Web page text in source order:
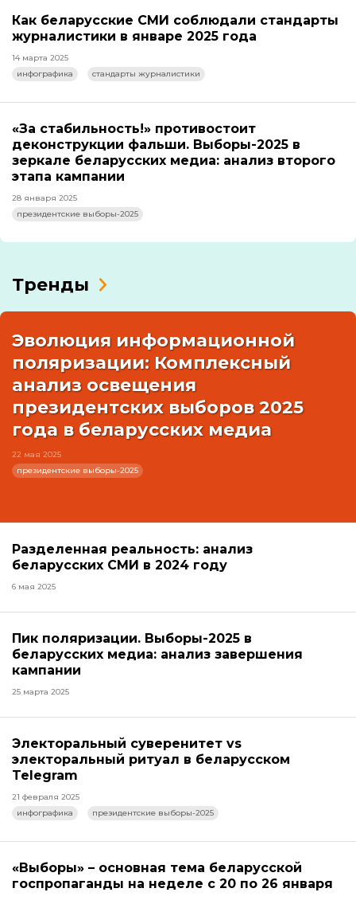
Как беларусские СМИ соблюдали стандарты
журналистики в январе 2025 года
14 марта 2025
инфографика
стандарты журналистики
«За стабильность!» противостоит
деконструкции фальши. Выборы-2025 в
зеркале беларусских медиа: анализ второго
этапа кампании
28 января 2025
президентские выборы-2025
Тренды
Эволюция информационной
поляризации: Комплексный
анализ освещения
президентских выборов 2025
года в беларусских медиа
22 мая 2025
президентские выборы-2025
Разделенная реальность: анализ
беларусских СМИ в 2024 году
6 мая 2025
Пик поляризации. Выборы-2025 в
беларусских медиа: анализ завершения
кампании
25 марта 2025
Электоральный суверенитет vs
электоральный ритуал в беларусском
Telegram
21 февраля 2025
инфографика
президентские выборы-2025
«Выборы» – основная тема беларусской
госпропаганды на неделе с 20 по 26 января